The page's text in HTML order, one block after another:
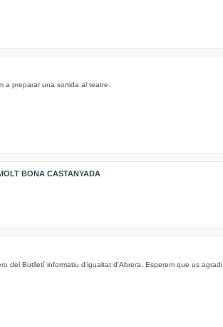
a preparar una sortida al teatre.
BONA CASTANYADA
del Butlletí informatiu d'igualtat d'Abrera. Esperem que us agradi